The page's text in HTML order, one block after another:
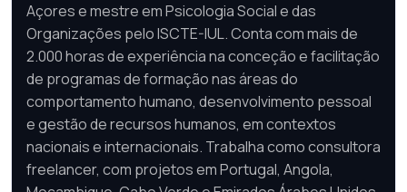
Açores e mestre em Psicologia Social e das
Organizações pelo ISCTE-IUL. Conta com mais de
2.000 horas de experiência na conceção e facilitação
de programas de formação nas áreas do
comportamento humano, desenvolvimento pessoal
e gestão de recursos humanos, em contextos
nacionais e internacionais. Trabalha como consultora
freelancer, com projetos em Portugal, Angola,